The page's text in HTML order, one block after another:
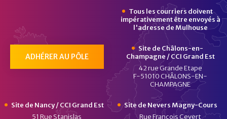
Tous les courriers doivent
impérativement être envoyés à
l'adresse de Mulhouse
ADHÉRER AU PÔLE
Site de Châlons-en-
Champagne / CCI Grand Est
42 rue Grande Etape
F-51010 CHÂLONS-EN-
CHAMPAGNE
Site de Nancy / CCI Grand Est
51 Rue Stanislas
Site de Nevers Magny-Cours
Rue François Cevert